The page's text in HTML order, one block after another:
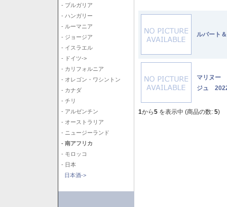
- ブルガリア
- ハンガリー
- ルーマニア
- ジョージア
- イスラエル
- ドイツ->
- カリフォルニア
- オレゴン・ワシントン
- カナダ
- チリ
- アルゼンチン
- オーストラリア
- ニュージーランド
- 南アフリカ
- モロッコ
- 日本
日本酒->
ルバート
マリヌー
ジュ
1から5 を表示中 (商品の数: 5)